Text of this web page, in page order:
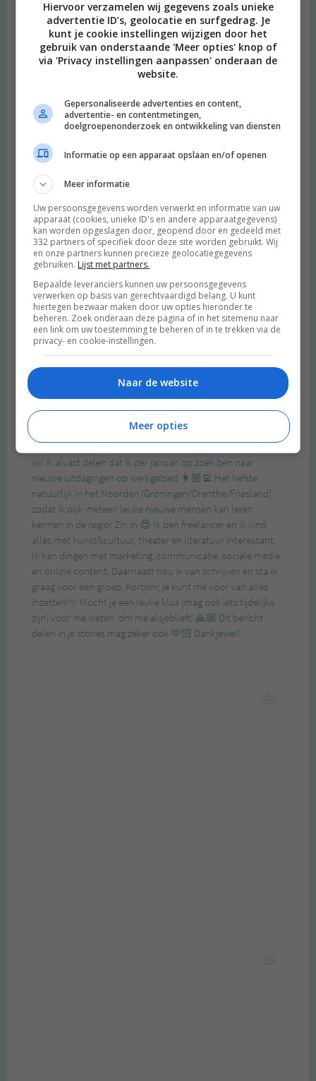
Hiervoor verzamelen wij gegevens zoals unieke
advertentie ID’s, geolocatie en surfgedrag. Je
kunt je cookie instellingen wijzigen door het
gebruik van onderstaande 'Meer opties' knop of
via 'Privacy instellingen aanpassen' onderaan de
website.
Gepersonaliseerde advertenties en content,
advertentie- en contentmetingen,
doelgroepenonderzoek en ontwikkeling van diensten
Informatie op een apparaat opslaan en/of openen
Meer informatie
Uw persoonsgegevens worden verwerkt en informatie van uw
apparaat (cookies, unieke ID's en andere apparaatgegevens)
kan worden opgeslagen door, geopend door en gedeeld met
332 partners of specifiek door deze site worden gebruikt. Wij
en onze partners kunnen precieze geolocatiegegevens
gebruiken. Lijst met partners.
Bepaalde leveranciers kunnen uw persoonsgegevens
verwerken op basis van gerechtvaardigd belang. U kunt
hiertegen bezwaar maken door uw opties hieronder te
beheren. Zoek onderaan deze pagina of in het sitemenu naar
een link om uw toestemming te beheren of in te trekken via de
privacy- en cookie-instellingen.
Naar de website
Meer opties